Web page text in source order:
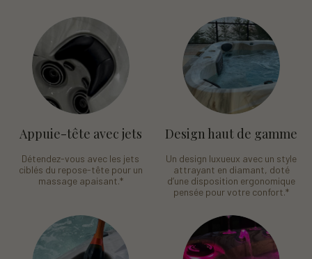
Appuie-tête avec jets
Détendez-vous avec les jets
ciblés du repose-tête pour un
massage apaisant.*
Design haut de gamme
Un design luxueux avec un style
attrayant en diamant, doté
d’une disposition ergonomique
pensée pour votre confort.*